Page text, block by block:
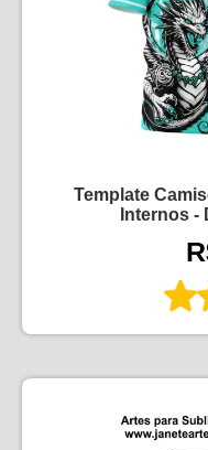
Template
Internos -